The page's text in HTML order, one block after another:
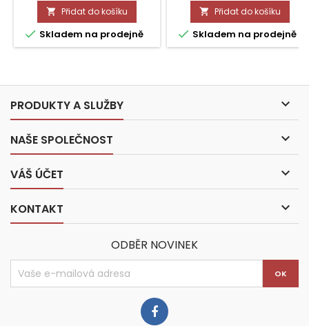
 Přidat do košíku
 Skladem na prodejně
 Přidat do košíku
 Skladem na prodejně
PRODUKTY A SLUŽBY 
NAŠE SPOLEČNOST 
VÁŠ ÚČET 
KONTAKT 
ODBĚR NOVINEK